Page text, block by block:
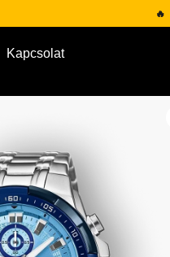
Kapcsolat